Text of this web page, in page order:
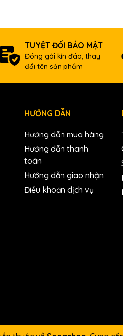
được làm từ silicone cao cấp,
cụ thanh rung niệu đạo rất
TUYỆT ĐỐI BẢO MẬT
Đóng gói kín đáo, thay
đổi tên sản phẩm
HƯỚNG DẪN
Hướng dẫn mua hàng
Hướng dẫn thanh
toán
Hướng dẫn giao nhận
Điều khoản dịch vụ